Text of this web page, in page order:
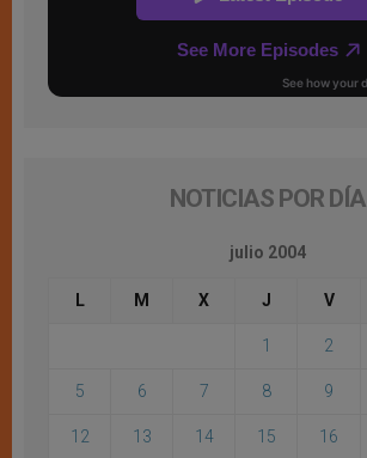
NOTICIAS POR DÍA
julio 2004
L M X J V
1 2
5 6 7 8 9
12 13 14 15 16